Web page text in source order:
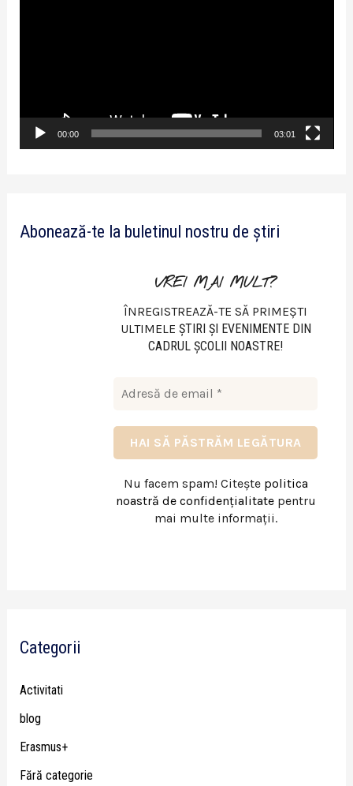
o
00:00 03:01
Abonează-te la buletinul nostru de știri
VREI MAI MULT?
ÎNREGISTREAZĂ-TE SĂ PRIMEȘTI
ULTIMELE ŞTIRI ŞI EVENIMENTE DIN
CADRUL ŞCOLII NOASTRE!
Nu facem spam! Citește politica
noastră de confidențialitatepentru
mai multe informații.
Categorii
Activitati
blog
Erasmus+
Fără categorie